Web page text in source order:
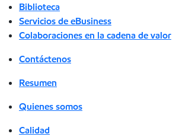
Biblioteca
Servicios de eBusiness
Colaboraciones en la cadena de valor
Contáctenos
Resumen
Quienes somos
Calidad